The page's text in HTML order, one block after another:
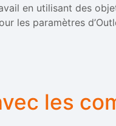
en utilisant des
les paramètres
les